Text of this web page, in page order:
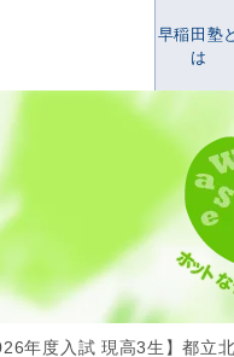
早稲田塾と
は
年度入試 現高3生】都立